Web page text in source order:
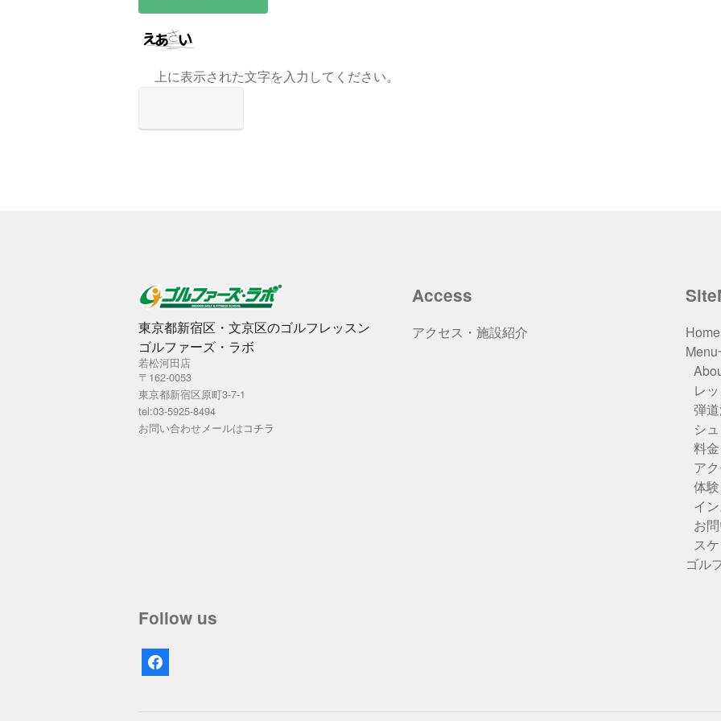
上に表示された文字を入力してください。
東京都新宿区・文京区のゴルフレッスン
ゴルファーズ・ラボ
若松河田店
〒162-0053
東京都新宿区原町3-7-1
tel:03-5925-8494
お問い合わせメールはコチラ
Access
アクセス・施設紹介
Home
レ
弾
シ
料
ア
体
イ
お
ス
ゴル
Follow us
facebook